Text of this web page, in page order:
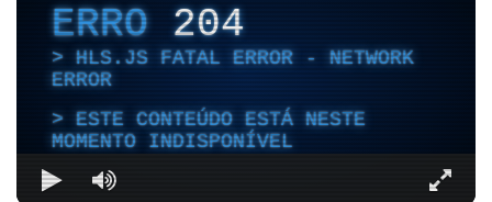
ERRO204
HLS.JS FATAL ERROR - NETWORK
ERROR
ESTE CONTEÚDO ESTÁ NESTE
MOMENTO INDISPONÍVEL